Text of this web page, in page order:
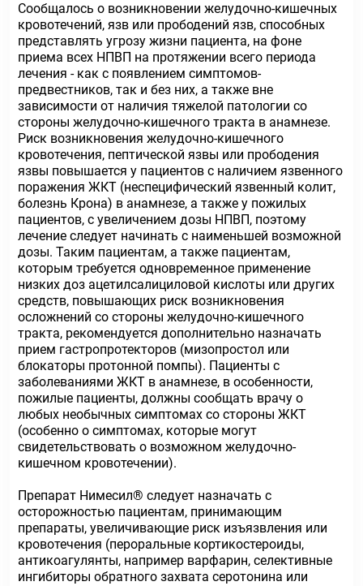
Сообщалось о возникновении желудочно-кишечных
кровотечений, язв или прободений язв, способных
представлять угрозу жизни пациента, на фоне
приема всех НПВП на протяжении всего периода
лечения - как с появлением симптомов-
предвестников, так и без них, а также вне
зависимости от наличия тяжелой патологии со
стороны желудочно-кишечного тракта в анамнезе.
Риск возникновения желудочно-кишечного
кровотечения, пептической язвы или прободения
язвы повышается у пациентов с наличием язвенного
поражения ЖКТ (неспецифический язвенный колит,
болезнь Крона) в анамнезе, а также у пожилых
пациентов, с увеличением дозы НПВП, поэтому
лечение следует начинать с наименьшей возможной
дозы. Таким пациентам, а также пациентам,
которым требуется одновременное применение
низких доз ацетилсалициловой кислоты или других
средств, повышающих риск возникновения
осложнений со стороны желудочно-кишечного
тракта, рекомендуется дополнительно назначать
прием гастропротекторов (мизопростол или
блокаторы протонной помпы). Пациенты с
заболеваниями ЖКТ в анамнезе, в особенности,
пожилые пациенты, должны сообщать врачу о
любых необычных симптомах со стороны ЖКТ
(особенно о симптомах, которые могут
свидетельствовать о возможном желудочно-
кишечном кровотечении).
Препарат Нимесил® следует назначать с
осторожностью пациентам, принимающим
препараты, увеличивающие риск изъязвления или
кровотечения (пероральные кортикостероиды,
антикоагулянты, например варфарин, селективные
ингибиторы обратного захвата серотонина или